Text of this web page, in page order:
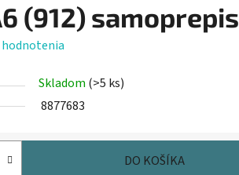
(912) samoprepis
Skladom (>5 ks)
8877683
DO KOŠÍKA